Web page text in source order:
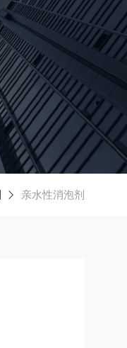
亲水性消泡剂